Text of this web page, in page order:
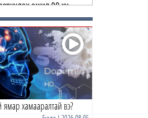
ажил 90 ху…
иргэдийн
Хурлын
VIII хуралдаан
0 | 12 цагийн өмнө
валютын нөөц
хамааралтай вэ?